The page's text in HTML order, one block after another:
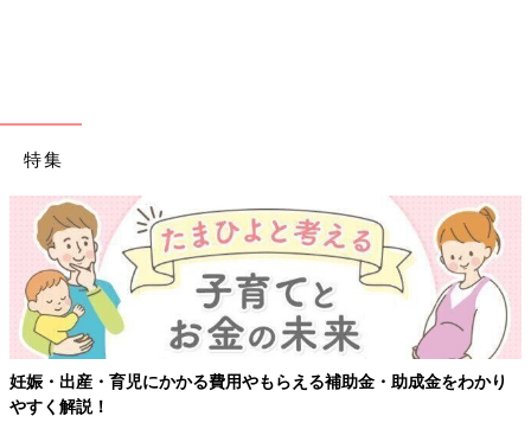
特集
妊娠・出産・育児にかかる費用やもらえる補助金・助成金をわかり
やすく解説！